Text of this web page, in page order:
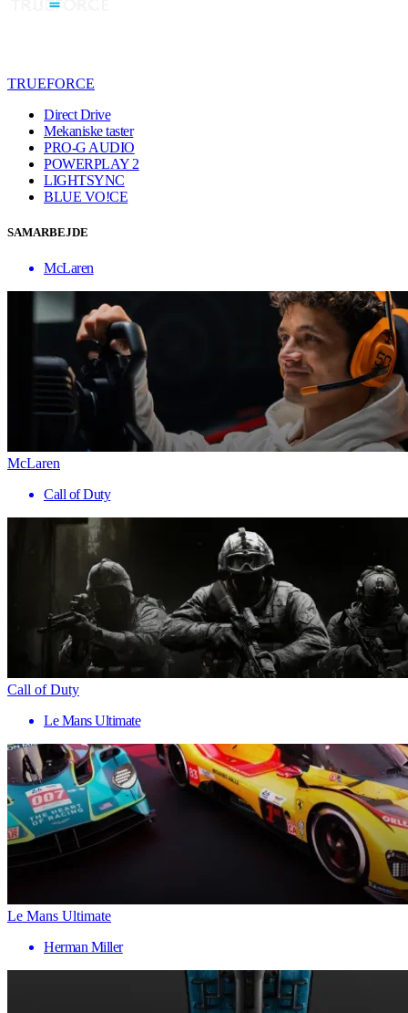
TRUEFORCE
Direct Drive
Mekaniske taster
PRO-G AUDIO
POWERPLAY 2
LIGHTSYNC
BLUE VO!CE
SAMARBEJDE
McLaren
McLaren
Call of Duty
Call of Duty
Le Mans Ultimate
Le Mans Ultimate
Herman Miller